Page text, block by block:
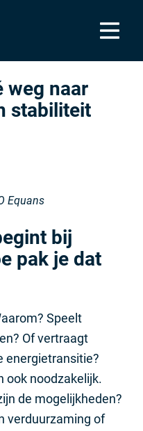
weg naar
stabiliteit
Equans
bij
pak je dat
Speelt
Of vertraagt
energietransitie?
ook noodzakelijk.
de mogelijkheden?
verduurzaming of